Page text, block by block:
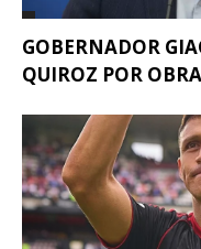
GOBERNADOR
QUIROZ POR